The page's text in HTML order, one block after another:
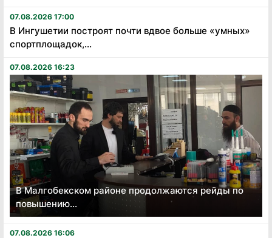
07.08.2026 17:00
В Ингушетии построят почти вдвое больше «умных»
спортплощадок,...
07.08.2026 16:23
В Малгобекском районе продолжаются рейды по
повышению...
07.08.2026 16:06